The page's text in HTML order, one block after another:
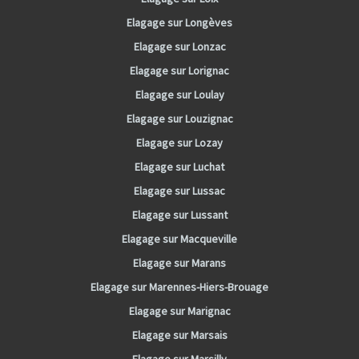
Elagage sur Longèves
Elagage sur Lonzac
Elagage sur Lorignac
Elagage sur Loulay
Elagage sur Louzignac
Elagage sur Lozay
Elagage sur Luchat
Elagage sur Lussac
Elagage sur Lussant
Elagage sur Macqueville
Elagage sur Marans
Elagage sur Marennes-Hiers-Brouage
Elagage sur Marignac
Elagage sur Marsais